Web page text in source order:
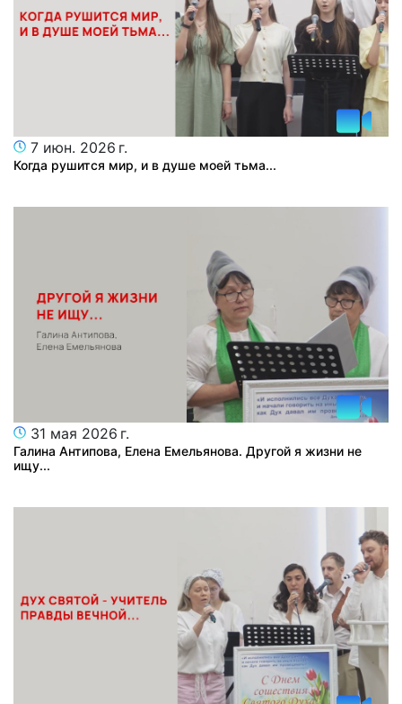
7 июн. 2026 г.
Когда рушится мир, и в душе моей тьма...
31 мая 2026 г.
Галина Антипова, Елена Емельянова. Другой я жизни не
ищу...